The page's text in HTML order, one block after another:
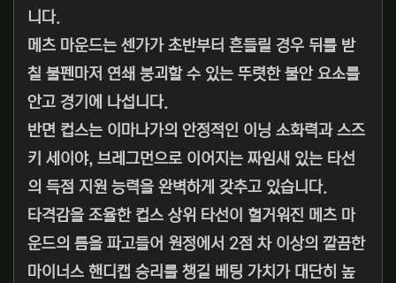
니다.
메츠 마운드는 센가가 초반부터 흔들릴 경우 뒤를 받
칠 불펜마저 연쇄 붕괴할 수 있는 뚜렷한 불안 요소를
안고 경기에 나섭니다.
반면 컵스는 이마나가의 안정적인 이닝 소화력과 스즈
키 세이야, 브레그먼으로 이어지는 짜임새 있는 타선
의 득점 지원 능력을 완벽하게 갖추고 있습니다.
타격감을 조율한 컵스 상위 타선이 헐거워진 메츠 마
운드의 틈을 파고들어 원정에서 2점 차 이상의 깔끔한
마이너스 핸디캡 승리를 챙길 베팅 가치가 대단히 높